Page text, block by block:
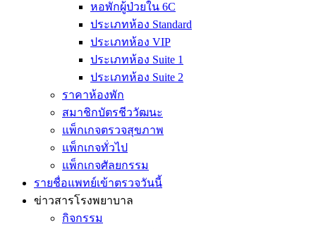
หอพักผู้ป่วยใน 6C
ประเภทห้อง Standard
ประเภทห้อง VIP
ประเภทห้อง Suite 1
ประเภทห้อง Suite 2
ราคาห้องพัก
สมาชิกบัตรชีววัฒนะ
แพ็กเกจตรวจสุขภาพ
แพ็กเกจทั่วไป
แพ็กเกจศัลยกรรม
รายชื่อแพทย์เข้าตรวจวันนี้
ข่าวสารโรงพยาบาล
กิจกรรม